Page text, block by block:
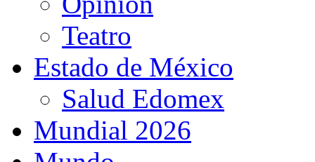
Teatro
Estado de México
Salud Edomex
Mundial 2026